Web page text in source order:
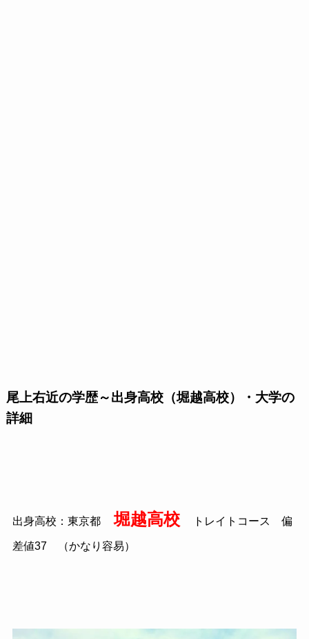
尾上右近の学歴～出身高校（堀越高校）・大学の
詳細
出身高校：東京都 堀越高校 トレイトコース 偏
差値37 （かなり容易）